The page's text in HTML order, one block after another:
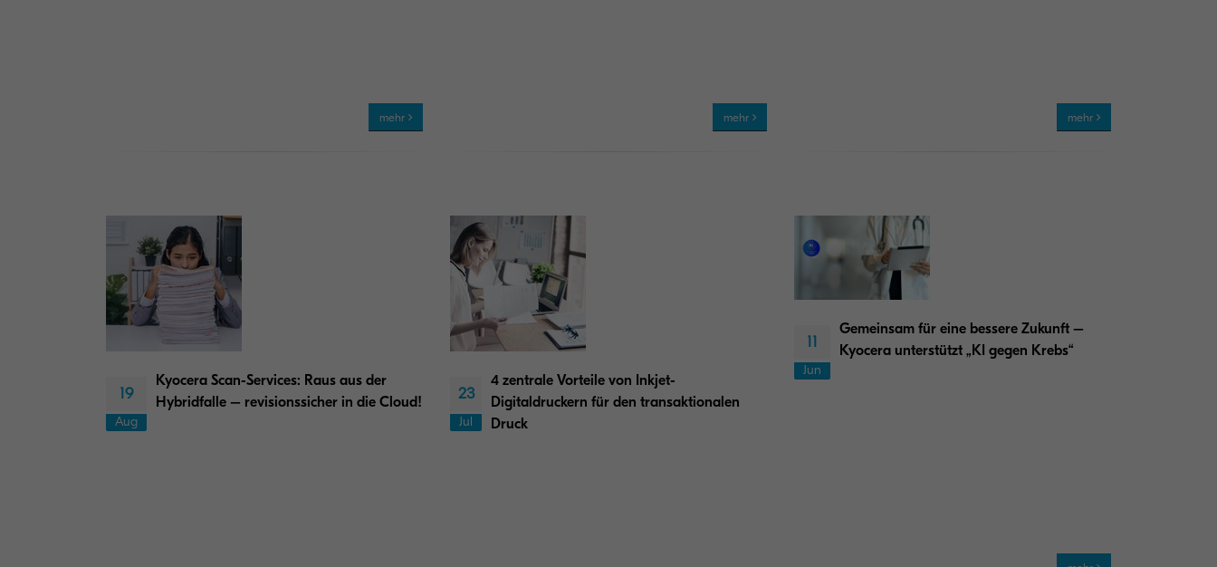
mehr mehr mehr
19
Aug
Kyocera Scan-Services: Raus aus der
Hybridfalle – revisionssicher in die Cloud!
23
Jul
4 zentrale Vorteile von Inkjet-
Digitaldruckern für den transaktionalen
Druck
11
Jun
Gemeinsam für eine bessere Zukunft –
Kyocera unterstützt „KI gegen Krebs“